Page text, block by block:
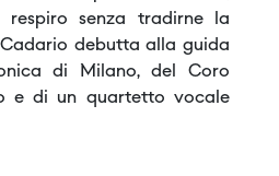
senza tradirne la
debutta alla guida
di Milano, del Coro
e di un quartetto vocale